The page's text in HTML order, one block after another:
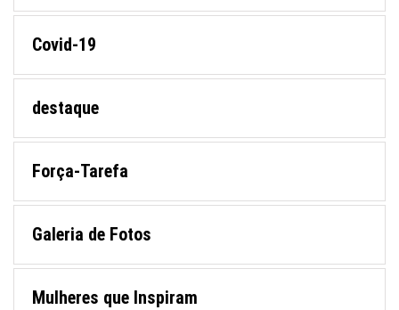
Covid-19
destaque
Força-Tarefa
Galeria de Fotos
Mulheres que Inspiram